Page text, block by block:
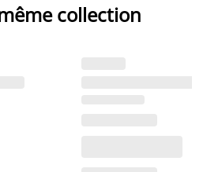
collection